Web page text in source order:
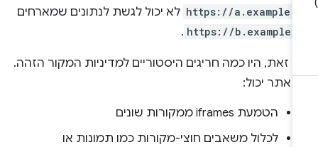
https://a.example לא יכול לגשת לנתונים שמארחים
https://b.example
.
זאת, היו כמה חריגים היסטוריים למדיניות המקור הזהה.
אתר יכול:
הטמעת iframes ממקורות שונים
לכלול משאבים חוצי-מקורות כמו תמונות או